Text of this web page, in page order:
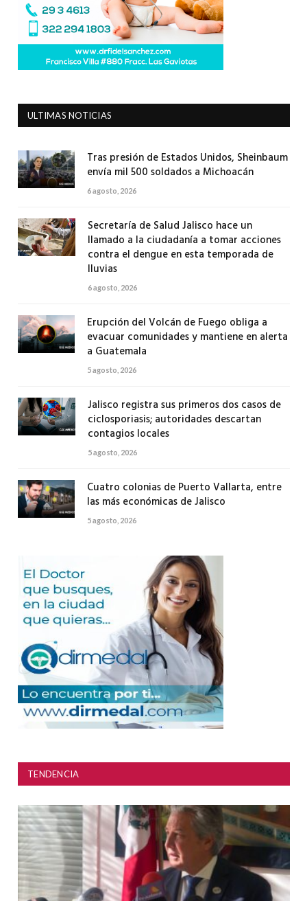
ULTIMAS NOTICIAS
Tras presión de Estados Unidos, Sheinbaum
envía mil 500 soldados a Michoacán
6 agosto, 2026
Secretaría de Salud Jalisco hace un
llamado a la ciudadanía a tomar acciones
contra el dengue en esta temporada de
lluvias
6 agosto, 2026
Erupción del Volcán de Fuego obliga a
evacuar comunidades y mantiene en alerta
a Guatemala
5 agosto, 2026
Jalisco registra sus primeros dos casos de
ciclosporiasis; autoridades descartan
contagios locales
5 agosto, 2026
Cuatro colonias de Puerto Vallarta, entre
las más económicas de Jalisco
5 agosto, 2026
TENDENCIA